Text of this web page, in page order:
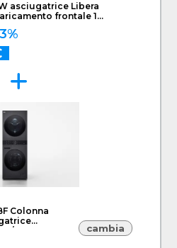
asciugatrice Libera
frontale 10
Colonna
A+++,
cambia